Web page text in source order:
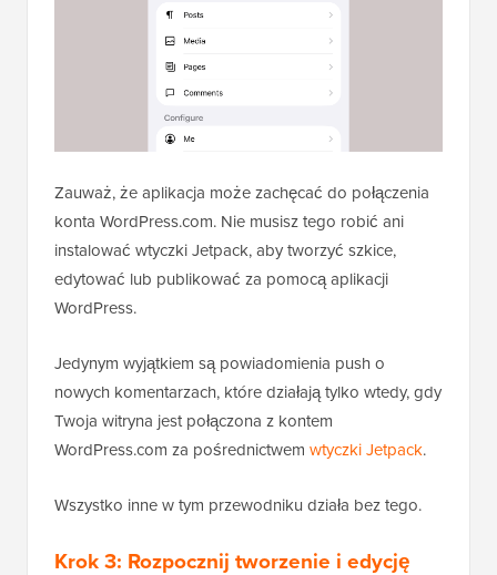
Zauważ, że aplikacja może zachęcać do połączenia
konta WordPress.com. Nie musisz tego robić ani
instalować wtyczki Jetpack, aby tworzyć szkice,
edytować lub publikować za pomocą aplikacji
WordPress.
Jedynym wyjątkiem są powiadomienia push o
nowych komentarzach, które działają tylko wtedy, gdy
Twoja witryna jest połączona z kontem
WordPress.com za pośrednictwem wtyczki Jetpack.
Wszystko inne w tym przewodniku działa bez tego.
Krok 3: Rozpocznij tworzenie i edycję